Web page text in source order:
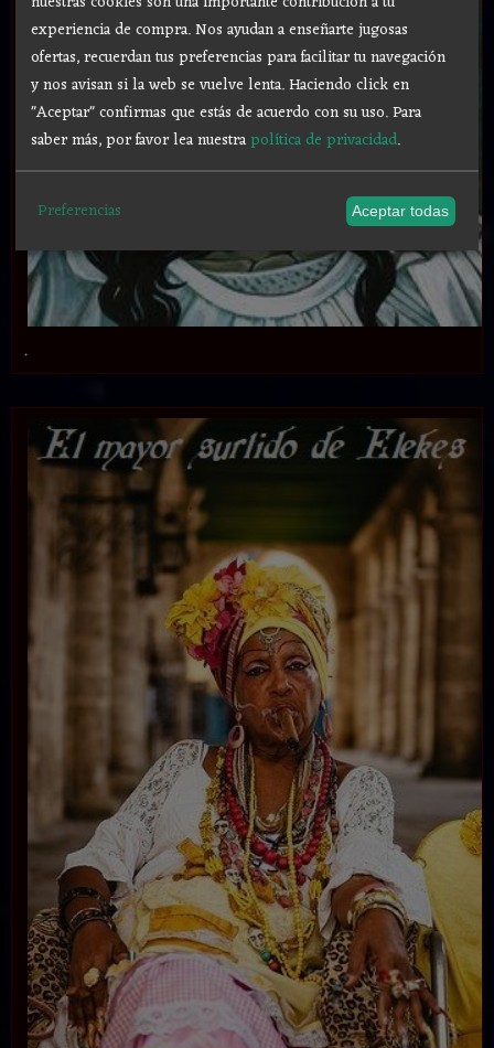
.
experiencia de compra. Nos ayudan a enseñarte jugosas
ofertas, recuerdan tus preferencias para facilitar tu navegación
y nos avisan si la web se vuelve lenta. Haciendo click en
"Aceptar" confirmas que estás de acuerdo con su uso.Para
saber más, por favor lea nuestrapolítica de privacidad.
Preferencias Aceptar todas